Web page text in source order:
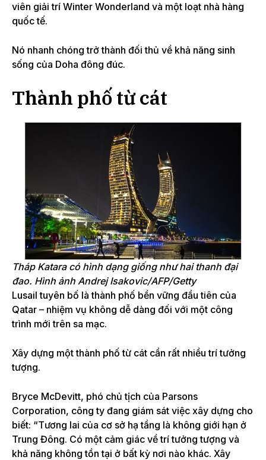
viên giải trí Winter Wonderland và một loạt nhà hàng
quốc tế.
Nó nhanh chóng trở thành đối thủ về khả năng sinh
sống của Doha đông đúc.
Thành phố từ cát
Tháp Katara có hình dạng giống như hai thanh đại
đao. Hình ảnh Andrej Isakovic/AFP/Getty
Lusail tuyên bố là thành phố bền vững đầu tiên của
Qatar – nhiệm vụ không dễ dàng đối với một công
trình mới trên sa mạc.
Xây dựng một thành phố từ cát cần rất nhiều trí tưởng
tượng.
Bryce McDevitt, phó chủ tịch của Parsons
Corporation, công ty đang giám sát việc xây dựng cho
biết: “Tương lai của cơ sở hạ tầng là không giới hạn ở
Trung Đông. Có một cảm giác về trí tưởng tượng và
khả năng không tồn tại ở bất kỳ nơi nào khác. Xây